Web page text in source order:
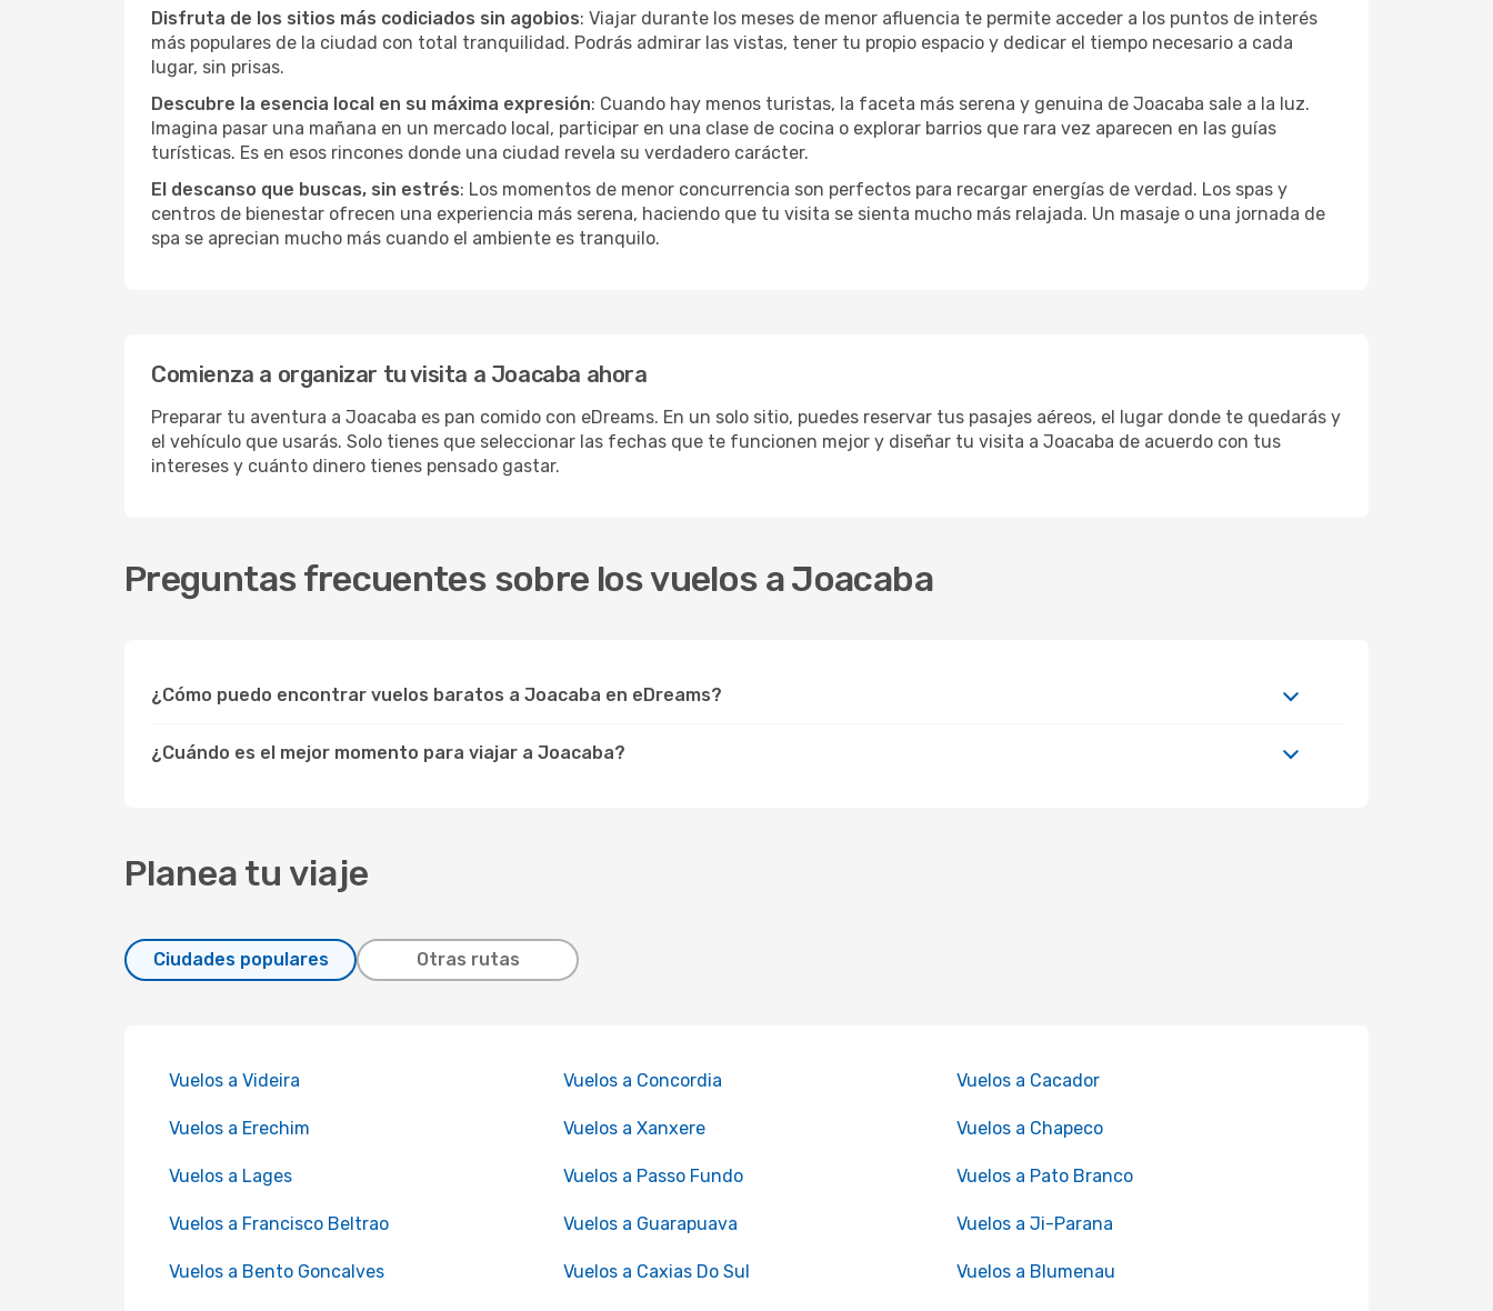
Disfruta de los sitios más codiciados sin agobios: Viajar durante los meses de menor afluencia te permite acceder a los puntos de interés
más populares de la ciudad con total tranquilidad. Podrás admirar las vistas, tener tu propio espacio y dedicar el tiempo necesario a cada
lugar, sin prisas.
Descubre la esencia local en su máxima expresión: Cuando hay menos turistas, la faceta más serena y genuina de Joacaba sale a la luz.
Imagina pasar una mañana en un mercado local, participar en una clase de cocina o explorar barrios que rara vez aparecen en las guías
turísticas. Es en esos rincones donde una ciudad revela su verdadero carácter.
El descanso que buscas, sin estrés: Los momentos de menor concurrencia son perfectos para recargar energías de verdad. Los spas y
centros de bienestar ofrecen una experiencia más serena, haciendo que tu visita se sienta mucho más relajada. Un masaje o una jornada de
spa se aprecian mucho más cuando el ambiente es tranquilo.
Comienza a organizar tu visita a Joacaba ahora
Preparar tu aventura a Joacaba es pan comido con eDreams. En un solo sitio, puedes reservar tus pasajes aéreos, el lugar donde te quedarás y
el vehículo que usarás. Solo tienes que seleccionar las fechas que te funcionen mejor y diseñar tu visita a Joacaba de acuerdo con tus
intereses y cuánto dinero tienes pensado gastar.
Preguntas frecuentes sobre los vuelos a Joacaba
¿Cómo puedo encontrar vuelos baratos a Joacaba en eDreams?
¿Cuándo es el mejor momento para viajar a Joacaba?
Planea tu viaje
Ciudades populares Otras rutas
Vuelos a Videira Vuelos a Concordia Vuelos a Cacador
Vuelos a Erechim Vuelos a Xanxere Vuelos a Chapeco
Vuelos a Lages Vuelos a Passo Fundo Vuelos a Pato Branco
Vuelos a Francisco Beltrao Vuelos a Guarapuava Vuelos a Ji-Parana
Vuelos a Bento Goncalves Vuelos a Caxias Do Sul Vuelos a Blumenau